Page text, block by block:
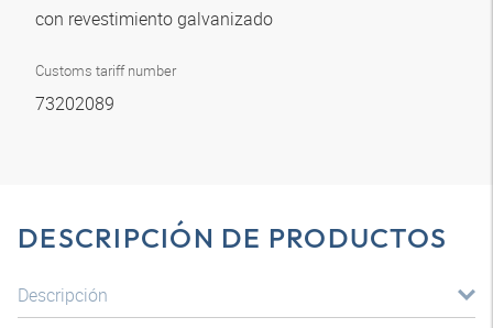
con revestimiento galvanizado
Customs tariff number
73202089
DESCRIPCIÓN DE PRODUCTOS
Descripción